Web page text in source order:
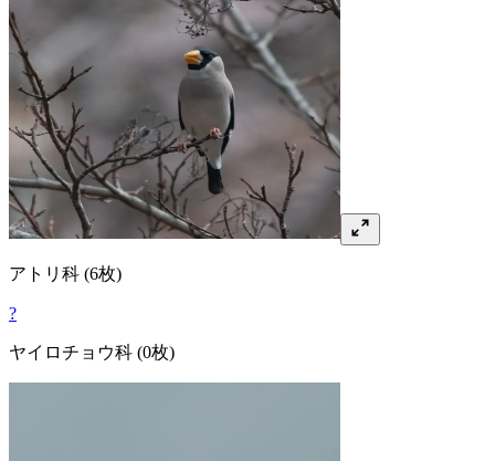
アトリ 科 (6枚)
?
ヤイロチョウ科 (0枚)